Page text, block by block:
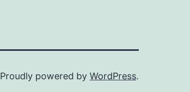
Proudly powered by WordPress.